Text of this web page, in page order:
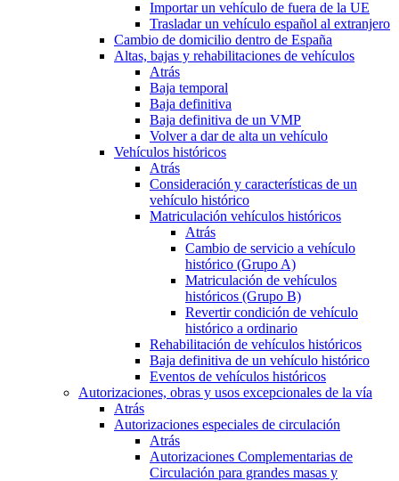
Importar un vehículo de fuera de la UE
Trasladar un vehículo español al extranjero
Cambio de domicilio dentro de España
Altas, bajas y rehabilitaciones de vehículos
Atrás
Baja temporal
Baja definitiva
Baja definitiva de un VMP
Volver a dar de alta un vehículo
Vehículos históricos
Atrás
Consideración y características de un
vehículo histórico
Matriculación vehículos históricos
Atrás
Cambio de servicio a vehículo
histórico (Grupo A)
Matriculación de vehículos
históricos (Grupo B)
Revertir condición de vehículo
histórico a ordinario
Rehabilitación de vehículos históricos
Baja definitiva de un vehículo histórico
Eventos de vehículos históricos
Autorizaciones, obras y usos excepcionales de la vía
Atrás
Autorizaciones especiales de circulación
Atrás
Autorizaciones Complementarias de
Circulación para grandes masas y